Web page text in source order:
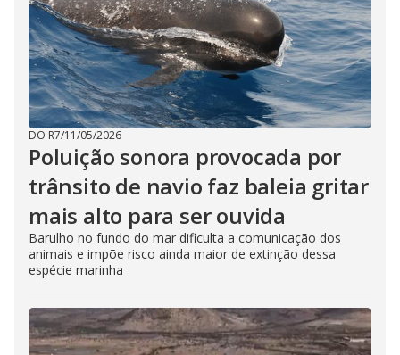
DO R7/11/05/2026
Poluição sonora provocada por
trânsito de navio faz baleia gritar
mais alto para ser ouvida
Barulho no fundo do mar dificulta a comunicação dos
animais e impõe risco ainda maior de extinção dessa
espécie marinha